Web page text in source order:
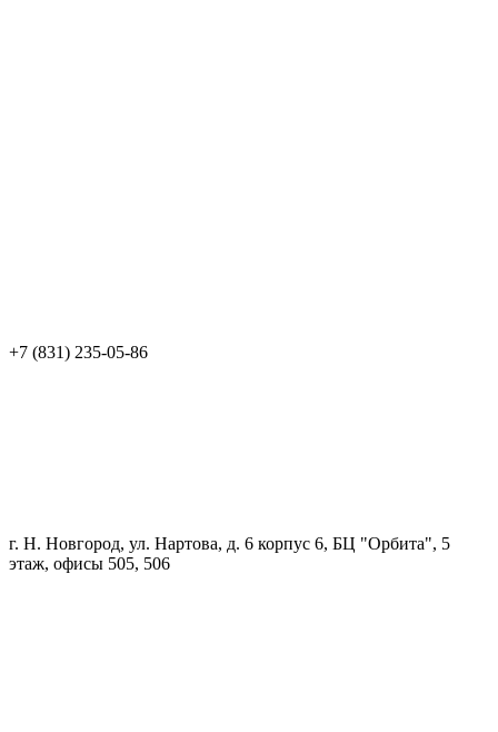
+7 (831) 235-05-86
г. Н. Новгород, ул. Нартова, д. 6 корпус 6, БЦ "Орбита", 5
этаж, офисы 505, 506